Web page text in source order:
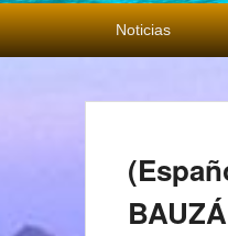
Menu
główne
Noticias
BAUZÁ